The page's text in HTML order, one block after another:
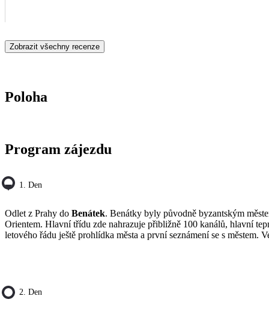
Zobrazit všechny recenze
Poloha
Program zájezdu
1. Den
Odlet z Prahy do Benátek. Benátky byly původně byzantským
Orientem. Hlavní třídu zde nahrazuje přibližně 100 kanálů, hlavní
letového řádu ještě prohlídka města a první seznámení se s
2. Den